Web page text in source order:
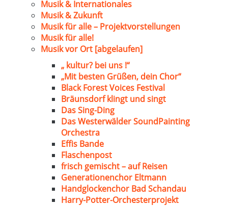
Musik & Internationales
Musik & Zukunft
Musik für alle – Projektvorstellungen
Musik für alle!
Musik vor Ort [abgelaufen]
„ kultur? bei uns !“
„Mit besten Grüßen, dein Chor“
Black Forest Voices Festival
Bräunsdorf klingt und singt
Das Sing-Ding
Das Westerwälder SoundPainting
Orchestra
Effis Bande
Flaschenpost
frisch gemischt – auf Reisen
Generationenchor Eltmann
Handglockenchor Bad Schandau
Harry-Potter-Orchesterprojekt